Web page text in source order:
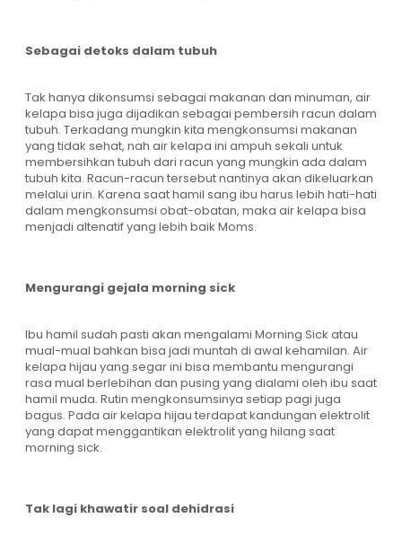
Sebagai detoks dalam tubuh
Tak hanya dikonsumsi sebagai makanan dan minuman, air
kelapa bisa juga dijadikan sebagai pembersih racun dalam
tubuh. Terkadang mungkin kita mengkonsumsi makanan
yang tidak sehat, nah air kelapa ini ampuh sekali untuk
membersihkan tubuh dari racun yang mungkin ada dalam
tubuh kita. Racun-racun tersebut nantinya akan dikeluarkan
melalui urin. Karena saat hamil sang ibu harus lebih hati-hati
dalam mengkonsumsi obat-obatan, maka air kelapa bisa
menjadi altenatif yang lebih baik Moms.
Mengurangi gejala morning sick
Ibu hamil sudah pasti akan mengalami Morning Sick atau
mual-mual bahkan bisa jadi muntah di awal kehamilan. Air
kelapa hijau yang segar ini bisa membantu mengurangi
rasa mual berlebihan dan pusing yang dialami oleh ibu saat
hamil muda. Rutin mengkonsumsinya setiap pagi juga
bagus. Pada air kelapa hijau terdapat kandungan elektrolit
yang dapat menggantikan elektrolit yang hilang saat
morning sick.
Tak lagi khawatir soal dehidrasi